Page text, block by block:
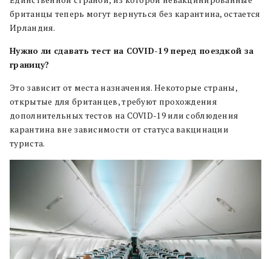
британцы теперь могут вернуться без карантина, остается
Ирландия.
Нужно ли сдавать тест на COVID-19 перед поездкой за
границу?
Это зависит от места назначения. Некоторые страны,
открытые для британцев, требуют прохождения
дополнительных тестов на COVID-19 или соблюдения
карантина вне зависимости от статуса вакцинации
туриста.